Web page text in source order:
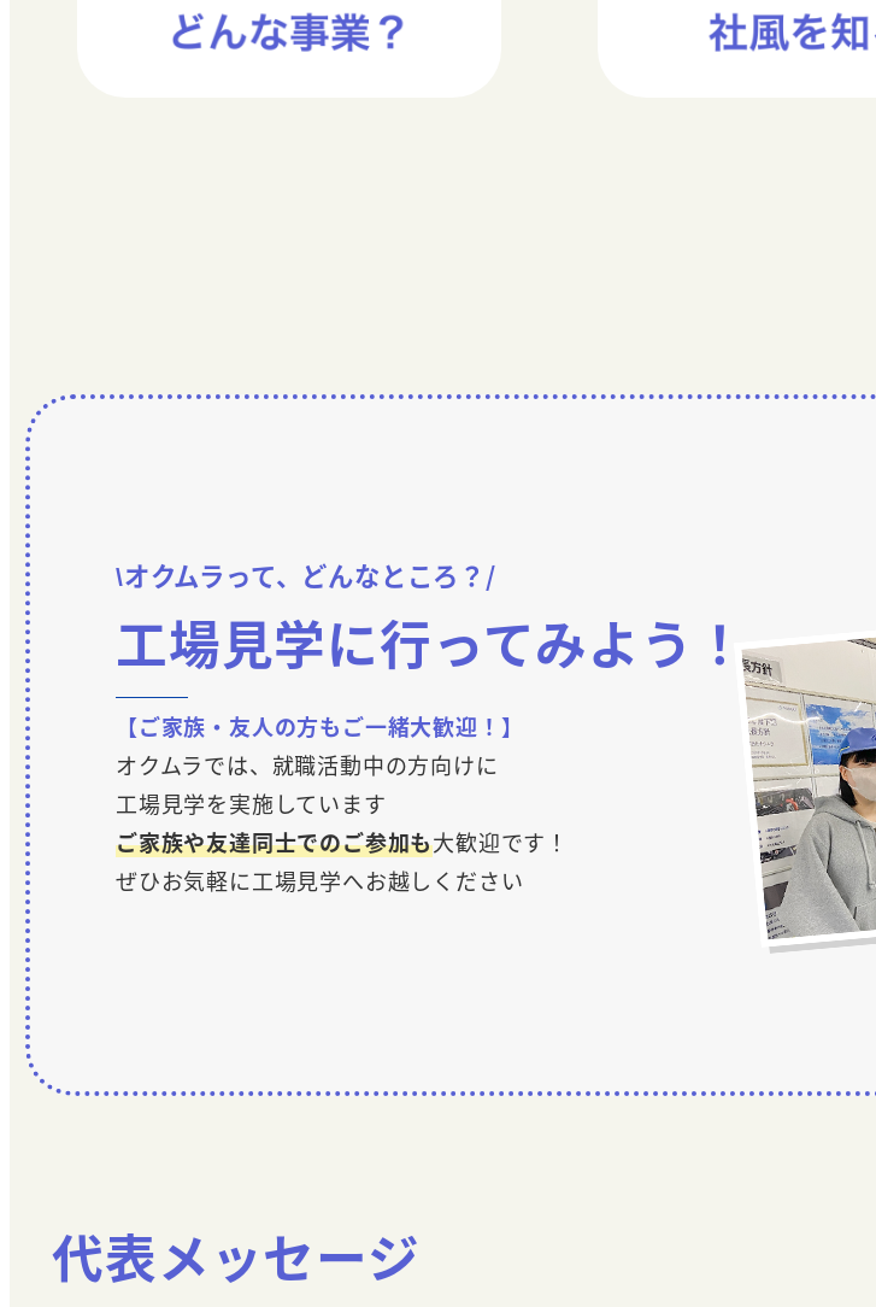
\オクムラって、どんなところ？/
工場見学に行ってみよう！
【ご家族・友人の方もご一緒大歓迎！】
オクムラでは、就職活動中の方向けに
工場見学を実施しています
ご家族や友達同士でのご参加も大歓迎です！
ぜひお気軽に工場見学へお越しください
代表メッセージ